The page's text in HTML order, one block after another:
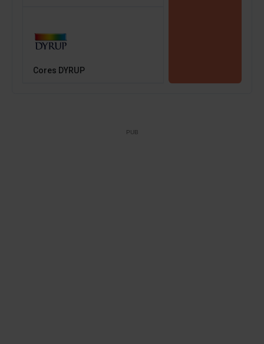
Cores DYRUP